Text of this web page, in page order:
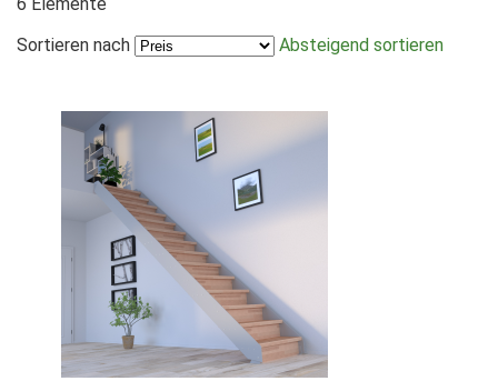
Sortieren nach
Absteigend sortieren